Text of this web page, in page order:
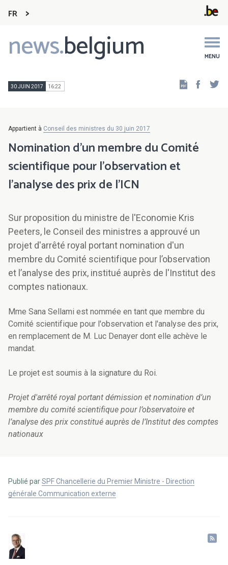
FR
news.belgium MENU
Main
navigation
30 JUIN 2017 16:22
Appartient à Conseil des ministres du 30 juin 2017
Nomination d’un membre du Comité
scientifique pour l’observation et
l'analyse des prix de l'ICN
Sur proposition du ministre de l'Economie Kris
Peeters, le Conseil des ministres a approuvé un
projet d'arrêté royal portant nomination d'un
membre du Comité scientifique pour l’observation
et l’analyse des prix, institué auprès de l'Institut des
comptes nationaux.
Mme Sana Sellami est nommée en tant que membre du
Comité scientifique pour l'observation et l'analyse des prix,
en remplacement de M. Luc Denayer dont elle achève le
mandat.
Le projet est soumis à la signature du Roi.
Projet d'arrêté royal portant démission et nomination d’un
membre du comité scientifique pour l’observatoire et
l’analyse des prix constitué auprès de l’Institut des comptes
nationaux
Publié parSPF Chancellerie du Premier Ministre - Direction
générale Communication externe